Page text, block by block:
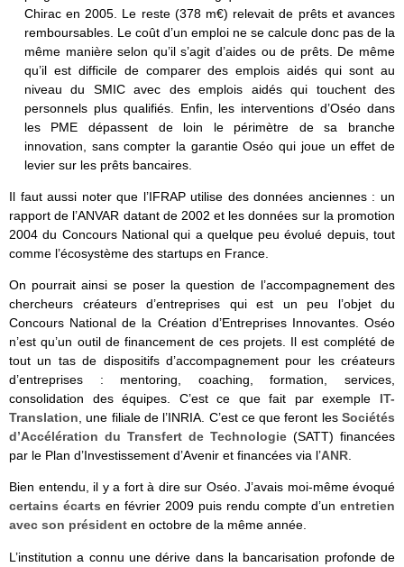
Chirac en 2005. Le reste (378 m€) relevait de prêts et avances
remboursables. Le coût d’un emploi ne se calcule donc pas de la
même manière selon qu’il s’agit d’aides ou de prêts. De même
qu’il est difficile de comparer des emplois aidés qui sont au
niveau du SMIC avec des emplois aidés qui touchent des
personnels plus qualifiés. Enfin, les interventions d’Oséo dans
les PME dépassent de loin le périmètre de sa branche
innovation, sans compter la garantie Oséo qui joue un effet de
levier sur les prêts bancaires.
Il faut aussi noter que l’IFRAP utilise des données anciennes : un
rapport de l’ANVAR datant de 2002 et les données sur la promotion
2004 du Concours National qui a quelque peu évolué depuis, tout
comme l’écosystème des startups en France.
On pourrait ainsi se poser la question de l’accompagnement des
chercheurs créateurs d’entreprises qui est un peu l’objet du
Concours National de la Création d’Entreprises Innovantes. Oséo
n’est qu’un outil de financement de ces projets. Il est complété de
tout un tas de dispositifs d’accompagnement pour les créateurs
d’entreprises : mentoring, coaching, formation, services,
consolidation des équipes. C’est ce que fait par exemple IT-
Translation, une filiale de l’INRIA. C’est ce que feront les Sociétés
d’Accélération du Transfert de Technologie (SATT) financées
par le Plan d’Investissement d’Avenir et financées via l’ANR.
Bien entendu, il y a fort à dire sur Oséo. J’avais moi-même évoqué
certains écarts en février 2009 puis rendu compte d’un entretien
avec son président en octobre de la même année.
L’institution a connu une dérive dans la bancarisation profonde de